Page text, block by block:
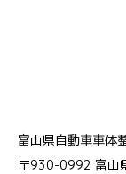
富山県自動車車体
〒930-0992 富山